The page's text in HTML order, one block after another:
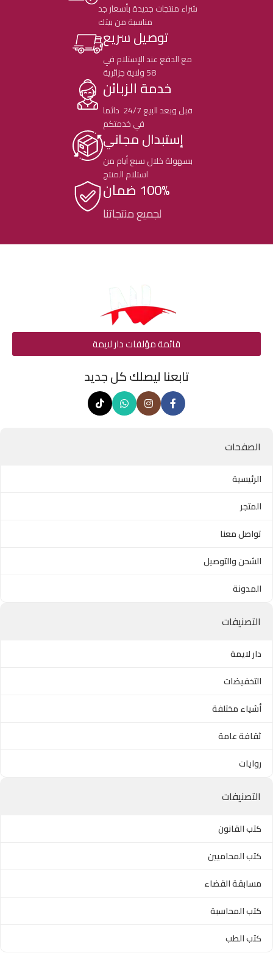
شراء منتجات جديدة بأسعار جد
مناسبة من بيتك
توصيل سريع
مع الدفع عند الإستلام في
58 ولاية جزائرية
خدمة الزبائن
قبل وبعد البيع 24/7 دائما
في خدمتكم
إستبدال مجاني
بسهولة خلال سبع أيام من
استلام المنتج
100% ضمان
لجميع منتجاتنا
قائمة مؤلفات دار لايمة
تابعنا ليصلك كل جديد
الصفحات
الرئيسية
المتجر
تواصل معنا
الشحن والتوصيل
المدونة
التصنيفات
دار لايمة
التخفيضات
أشياء مختلفة
ثقافة عامة
روايات
التصنيفات
كتب القانون
كتب المحاميين
مسابقة القضاء
كتب المحاسبة
كتب الطب